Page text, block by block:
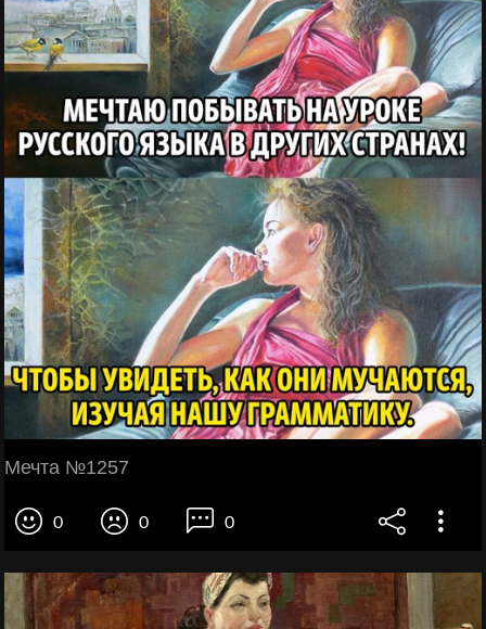
Мечта №1257
0 0 0